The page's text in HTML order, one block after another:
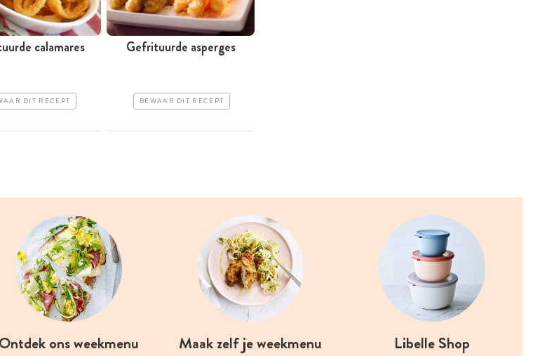
calamares
DIT RECEPT
Gefrituurde asperges
BEWAAR DIT RECEPT
Ontdek ons weekmenu Maak zelf je weekmenu Libelle Shop